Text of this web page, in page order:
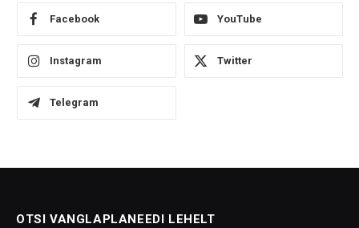
Facebook YouTube
Instagram Twitter
Telegram
OTSI VANGLAPLANEEDI LEHELT